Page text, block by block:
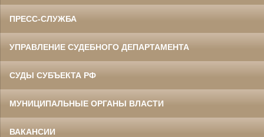
ПРЕСС-СЛУЖБА
УПРАВЛЕНИЕ СУДЕБНОГО ДЕПАРТАМЕНТА
СУДЫ СУБЪЕКТА РФ
МУНИЦИПАЛЬНЫЕ ОРГАНЫ ВЛАСТИ
ВАКАНСИИ